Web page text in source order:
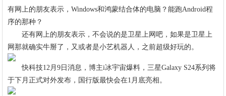
有网上的朋友表示，Windows和鸿蒙结合体的电脑？能跑Android程
序的那种？
还有网上的朋友表示，不会说的是卫星上网吧，如果是卫星上
网那就确实牛掰了，又或者是小艺机器人，之前超级好玩的。
快科技12月9日消息，博主i冰宇宙爆料，三星Galaxy S24系列将
于下月正式对外发布，国行版最快会在1月底亮相。